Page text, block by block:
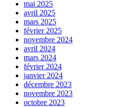
mai 2025
avril 2025
mars 2025
février 2025
novembre 2024
avril 2024
mars 2024
février 2024
janvier 2024
décembre 2023
novembre 2023
octobre 2023